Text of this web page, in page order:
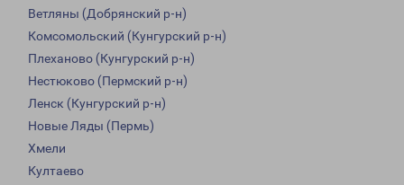
Ветляны (Добрянский р-н)
Комсомольский (Кунгурский р-н)
Плеханово (Кунгурский р-н)
Нестюково (Пермский р-н)
Ленск (Кунгурский р-н)
Новые Ляды (Пермь)
Хмели
Култаево